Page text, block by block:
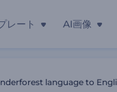
レート AI画像
language to